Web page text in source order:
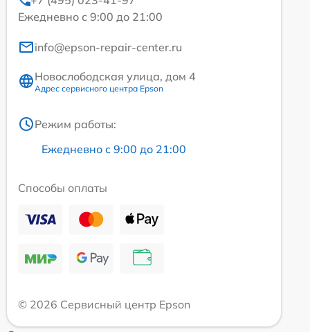
Ежедневно с 9:00 до 21:00
info@epson-repair-center.ru
Новослободская улица, дом 4
Адрес сервисного центра Epson
Режим работы:
Ежедневно с 9:00 до 21:00
Способы оплаты
© 2026 Сервисный центр Epson